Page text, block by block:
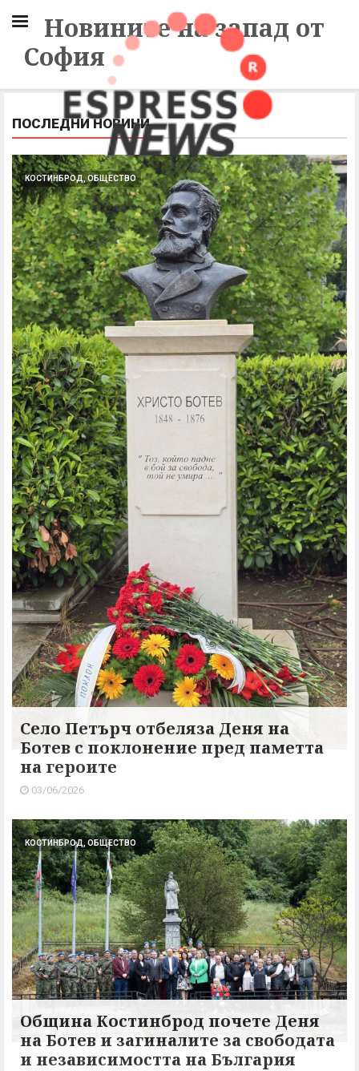
Новините на запад от
София
ПОСЛЕДНИ НОВИНИ
КОСТИНБРОД, ОБЩЕСТВО
Село Петърч отбеляза Деня на
Ботев с поклонение пред паметта
на героите
03/06/2026
КОСТИНБРОД, ОБЩЕСТВО
Община Костинброд почете Деня
на Ботев и загиналите за свободата
и независимостта на България